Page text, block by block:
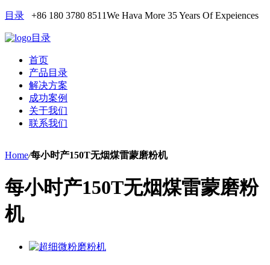
目录 +86 180 3780 8511We Hava More 35 Years Of Expeiences
目录
首页
产品目录
解决方案
成功案例
关于我们
联系我们
Home/每小时产150T无烟煤雷蒙磨粉机
每小时产150T无烟煤雷蒙磨粉
机